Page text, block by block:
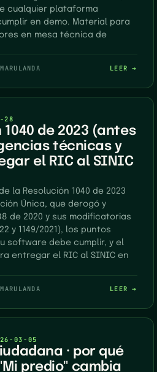
cualquier plataforma
en demo. Material para
en mesa técnica de
LEER →
28
1040 de 2023 (antes
técnicas y
el RIC al SINIC
la Resolución 1040 de 2023
Única, que derogó y
de 2020 y sus modificatorias
y 1149/2021), los puntos
software debe cumplir, y el
entregar el RIC al SINIC en
LEER →
03-05
· por qué
predio" cambia